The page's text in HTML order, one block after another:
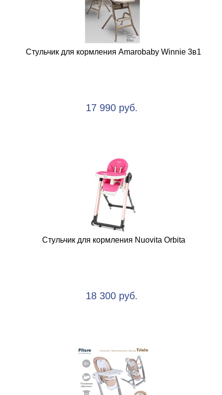
Стульчик для кормления Amarobaby Winnie 3в1
17 990 руб.
Стульчик для кормления Nuovita Orbita
18 300 руб.